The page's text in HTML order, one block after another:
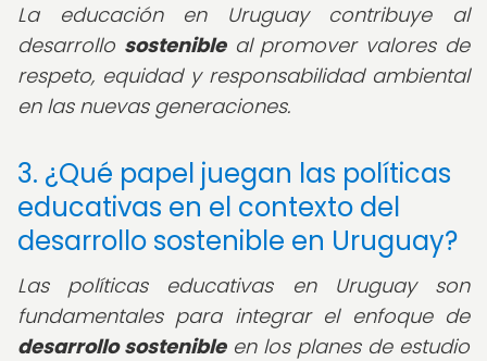
La educación en Uruguay contribuye al
desarrollo sostenibleal promover valores de
respeto, equidad y responsabilidad ambiental
en las nuevas generaciones.
3. ¿Qué papel juegan las políticas
educativas en el contexto del
desarrollo sostenible en Uruguay?
Las políticas educativas en Uruguay son
fundamentales para integrar el enfoque de
desarrollo sostenibleen los planes de estudio